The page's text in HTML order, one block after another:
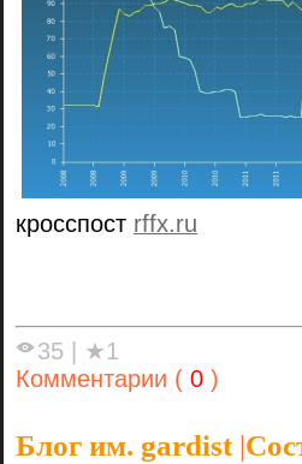
кросспост rffx.ru
35
★1
Комментарии ( 0 )
Блог им. gardist|